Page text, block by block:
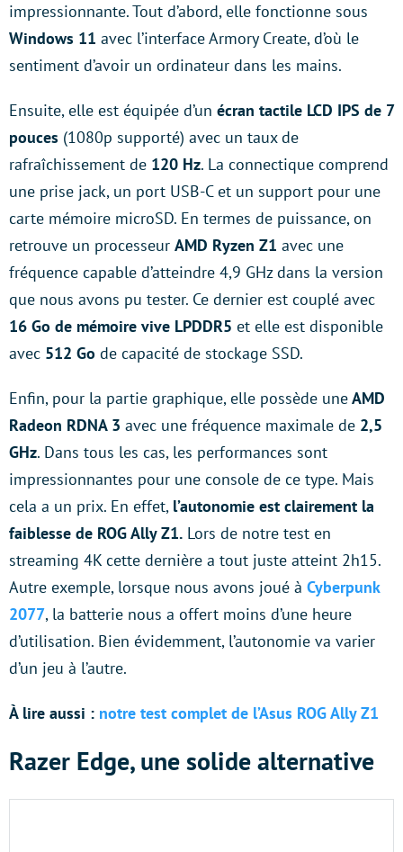
impressionnante. Tout d’abord, elle fonctionne sous
Windows 11 avec l’interface Armory Create, d’où le
sentiment d’avoir un ordinateur dans les mains.
Ensuite, elle est équipée d’un écran tactile LCD IPS de 7
pouces (1080p supporté) avec un taux de
rafraîchissement de 120 Hz. La connectique comprend
une prise jack, un port USB-C et un support pour une
carte mémoire microSD. En termes de puissance, on
retrouve un processeur AMD Ryzen Z1 avec une
fréquence capable d’atteindre 4,9 GHz dans la version
que nous avons pu tester. Ce dernier est couplé avec
16 Go de mémoire vive LPDDR5 et elle est disponible
avec 512 Go de capacité de stockage SSD.
Enfin, pour la partie graphique, elle possède uneAMD
Radeon RDNA 3 avec une fréquence maximale de 2,5
GHz. Dans tous les cas, les performances sont
impressionnantes pour une console de ce type. Mais
cela a un prix. En effet, l’autonomie est clairement la
faiblesse de ROG Ally Z1. Lors de notre test en
streaming 4K cette dernière a tout juste atteint 2h15.
Autre exemple, lorsque nous avons joué à Cyberpunk
2077, la batterie nous a offert moins d’une heure
d’utilisation. Bien évidemment, l’autonomie va varier
d’un jeu à l’autre.
À lire aussi : notre test complet de l’Asus ROG Ally Z1
Razer Edge, une solide alternative